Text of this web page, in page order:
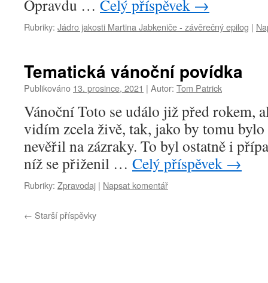
Opravdu … Celý příspěvek →
Rubriky: Jádro jakosti Martina Jabkeniče - závěrečný epilog |
Tematická vánoční povídka
Publikováno 13. prosince, 2021 | Autor: Tom Patrick
Vánoční Toto se událo již před rokem,
vidím zcela živě, tak, jako by tomu
nevěřil na zázraky. To byl ostatně i
níž se přiženil … Celý příspěvek →
Rubriky: Zpravodaj | Napsat komentář
← Starší příspěvky